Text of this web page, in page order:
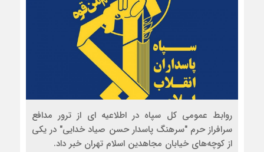
روابط عمومی کل سپاه در اطلاعیه ای از ترور مدافع
سرافراز حرم "سرهنگ پاسدار حسن صیاد خدایی" در یکی
از کوچه‌های خیابان مجاهدین اسلام تهران خبر داد.